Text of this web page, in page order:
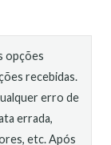
opções
recebidas.
erro de
errada,
etc. Após